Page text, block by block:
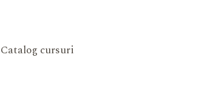
Catalog cursuri